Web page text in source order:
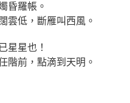
昏羅帳。
雲低，斷雁叫西風。
星星也！
階前，點滴到天明。